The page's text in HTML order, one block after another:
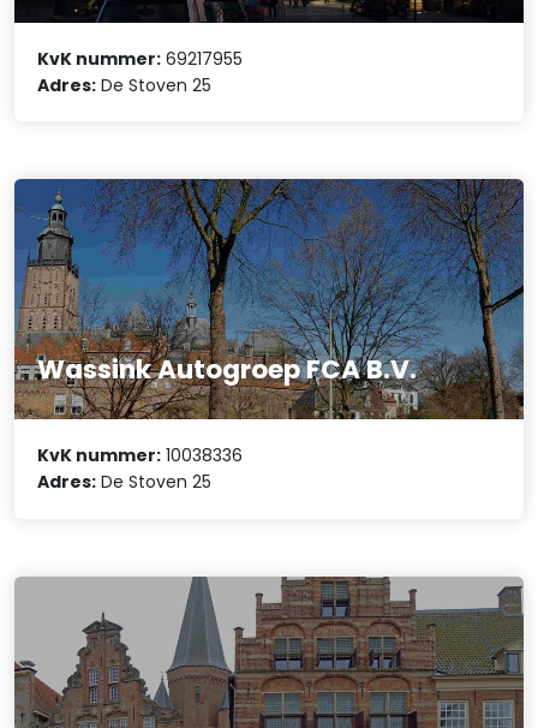
KvK nummer: 69217955
Adres: De Stoven 25
Wassink Autogroep FCA B.V.
KvK nummer: 10038336
Adres: De Stoven 25